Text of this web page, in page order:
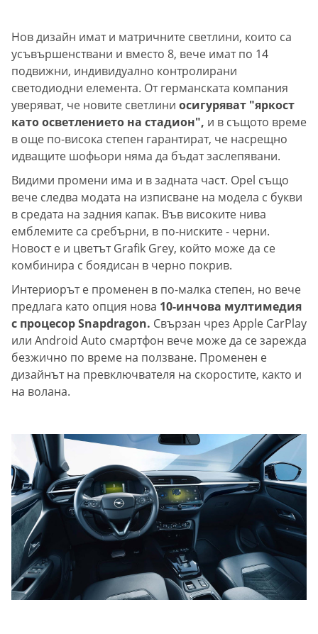
Нов дизайн имат и матричните светлини, които са
усъвършенствани и вместо 8, вече имат по 14
подвижни, индивидуално контролирани
светодиодни елемента. От германската компания
уверяват, че новите светлини осигуряват "яркост
като осветлението на стадион", и в същото време
в още по-висока степен гарантират, че насрещно
идващите шофьори няма да бъдат заслепявани.
Видими промени има и в задната част. Opel също
вече следва модата на изписване на модела с букви
в средата на задния капак. Във високите нива
емблемите са сребърни, в по-ниските - черни.
Новост е и цветът Grafik Grey, който може да се
комбинира с боядисан в черно покрив.
Интериорът е променен в по-малка степен, но вече
предлага като опция нова 10-инчова мултимедия
с процесор Snapdragon. Свързан чрез Apple CarPlay
или Android Auto смартфон вече може да се зарежда
безжично по време на ползване. Променен е
дизайнът на превключвателя на скоростите, както и
на волана.